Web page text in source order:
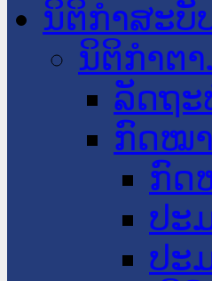
ນິຕິກໍາສະບັ
ນິຕິກຳຕ
ລັດຖະ
ກົດໝ
ກົດ
ປະ
ປະ